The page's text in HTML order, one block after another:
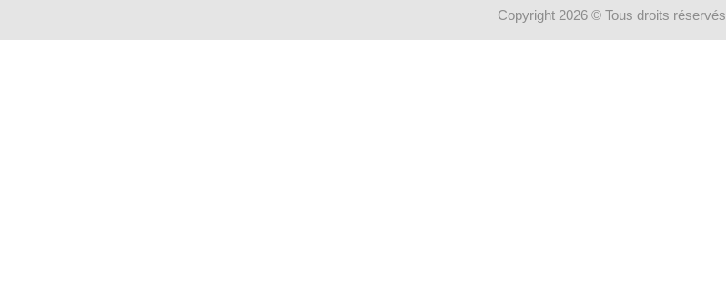
Copyright 2026 © Tous droits réservés